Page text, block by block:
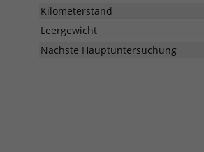
Kilometerstand
Leergewicht
Nächste Hauptuntersuchung